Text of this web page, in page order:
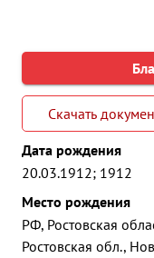
Скачать
Дата рождения
20.03.1912; 1912
Место рождения
РФ, Ростовская
Ростовская обл.,